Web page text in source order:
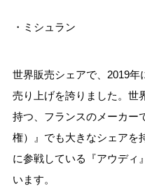
・ミシュラン
世界販売シェアで、2019
売り上げを誇りました。世
持つ、フランスのメーカー
権）』でも大きなシェアを
に参戦している『アウディ
います。